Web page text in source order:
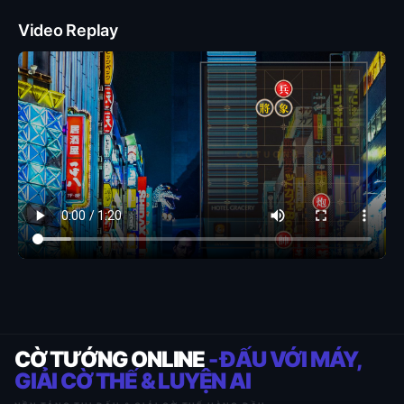
Video Replay
CỜ TƯỚNG ONLINE- ĐẤU VỚI MÁY,
GIẢI CỜ THẾ & LUYỆN AI